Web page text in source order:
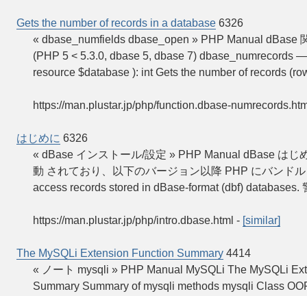
Gets the number of records in a database 6326
« dbase_numfields dbase_open » PHP Manual dBase
(PHP 5 < 5.3.0, dbase 5, dbase 7) dbase_numrecords
resource $database ): int Gets the number of records
https://man.plustar.jp/php/function.dbase-
はじめに 6326
« dBase インストール/設定 » PHP Manual dBase はじ
動 されており、以下のバージョン以降 PHP にバンド
access records stored in dBase-format (dbf) databases.
https://man.plustar.jp/php/intro.dbase.html - [similar]
The MySQLi Extension Function Summary 4414
« ノート mysqli » PHP Manual MySQLi The MySQLi
Summary Summary of mysqli methods mysqli Class